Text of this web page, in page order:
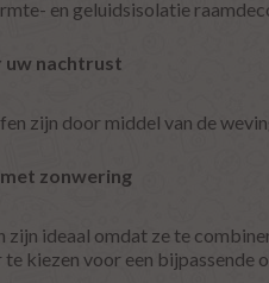
en geluidsisolatie
uw nachtrust
zijn door middel van de
zonwering
zijn ideaal omdat ze te
kiezen voor een bijpassende